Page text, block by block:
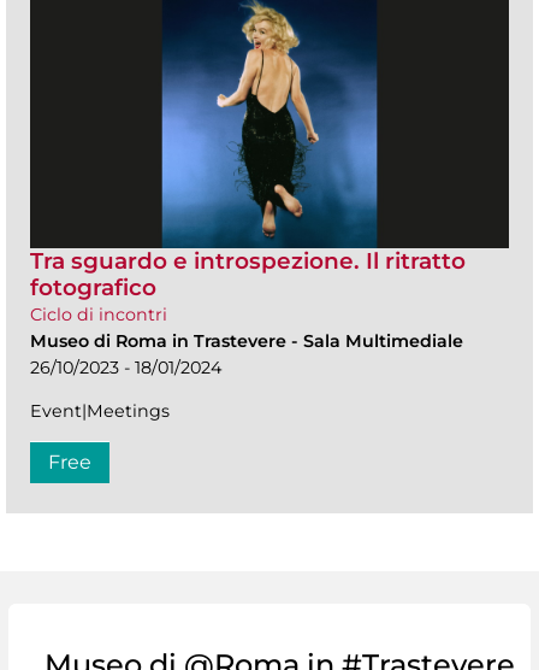
Tra sguardo e introspezione. Il ritratto
fotografico
Ciclo di incontri
Museo di Roma in Trastevere - Sala Multimediale
26/10/2023 - 18/01/2024
Event|Meetings
Free